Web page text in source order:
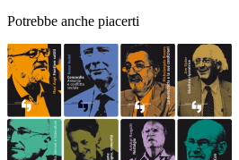
Potrebbe anche piacerti